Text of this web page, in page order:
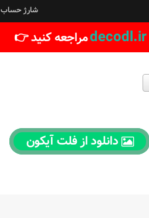
شارژ حساب
decodl.irمراجعه کنید 👉
دانلود از فلت آیکون